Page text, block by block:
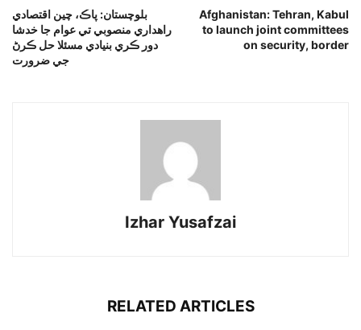
بلوچستان: پاڪ، چين اقتصادي
راهداري منصوبي تي عوام جا خدشا
دور ڪري بنيادي مسئلا حل ڪرڻ
جي ضرورت
Afghanistan: Tehran, Kabul
to launch joint committees
on security, border
Izhar Yusafzai
RELATED ARTICLES